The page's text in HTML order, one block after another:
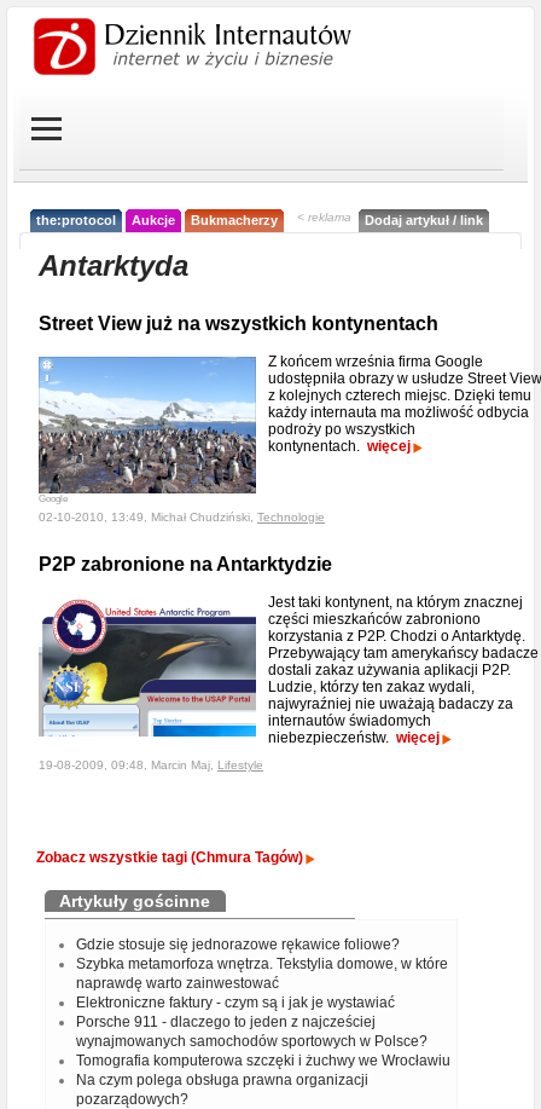
the:protocol Aukcje Bukmacherzy < reklama Dodaj artykuł / link
Antarktyda
Street View już na wszystkich kontynentach
Google
Z końcem września firma Google
udostępniła obrazy w usłudze Street View
z kolejnych czterech miejsc. Dzięki temu
każdy internauta ma możliwość odbycia
podroży po wszystkich
kontynentach. więcej
02-10-2010, 13:49, Michał Chudziński, Technologie
P2P zabronione na Antarktydzie
Jest taki kontynent, na którym znacznej
części mieszkańców zabroniono
korzystania z P2P. Chodzi o Antarktydę.
Przebywający tam amerykańscy badacze
dostali zakaz używania aplikacji P2P.
Ludzie, którzy ten zakaz wydali,
najwyraźniej nie uważają badaczy za
internautów świadomych
niebezpieczeństw. więcej
19-08-2009, 09:48, Marcin Maj, Lifestyle
Zobacz wszystkie tagi (Chmura Tagów)
Artykuły gościnne
Gdzie stosuje się jednorazowe rękawice foliowe?
Szybka metamorfoza wnętrza. Tekstylia domowe, w które
naprawdę warto zainwestować
Elektroniczne faktury - czym są i jak je wystawiać
Porsche 911 - dlaczego to jeden z najcześciej
wynajmowanych samochodów sportowych w Polsce?
Tomografia komputerowa szczęki i żuchwy we Wrocławiu
Na czym polega obsługa prawna organizacji
pozarządowych?